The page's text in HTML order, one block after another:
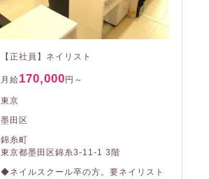
【正社員】ネイリスト
月給170,000 円～
東京
墨田区
錦糸町
東京都墨田区錦糸3-11-1 3階
◆ネイルスクール卒の方。要ネイリスト